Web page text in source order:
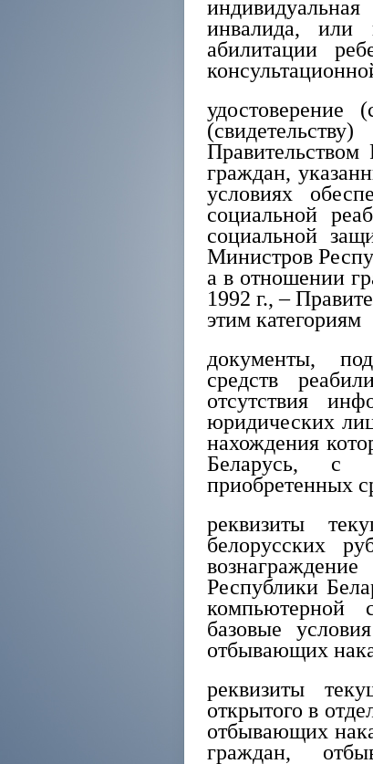
инвалида, или
абилитации
удостоверение
Правительством
граждан,
условиях
социальной
социальной
Министров
а в отношении
1992 г., –
этим категориям
документы,
средств
отсутствия
юридических
нахождения
Беларусь, с
приобретенных
реквизиты
белорусских
Республики
компьютерной
базовые
отбывающих
реквизиты
открытого в
отбывающих
граждан,